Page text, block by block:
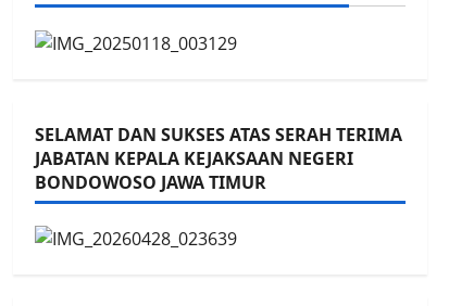
SELAMAT DAN SUKSES ATAS SERAH TERIMA
JABATAN KEPALA KEJAKSAAN NEGERI
BONDOWOSO JAWA TIMUR